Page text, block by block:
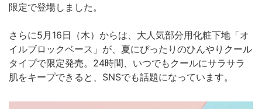
限定で登場しました。
さらに5月16日（木）からは、大人気部分用化粧下地「オ
イルブロックベース」が、夏にぴったりのひんやりクール
タイプで限定発売。24時間、いつでもクールにサラサラ
肌をキープできると、SNSでも話題になっています。